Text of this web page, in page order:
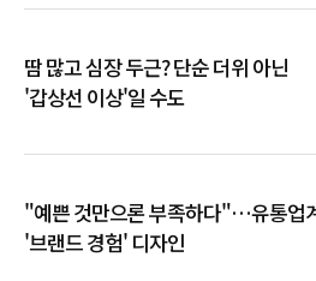
땀 많고 심장 두근? 단순 더위 아닌
'갑상선 이상'일 수도
"예쁜 것만으론 부족하다"…유통업
'브랜드 경험' 디자인